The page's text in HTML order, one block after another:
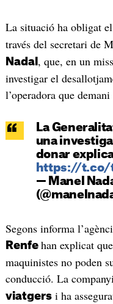
La situació ha obligat el
través del secretari de
Nadal , que, en un
investigar el
l’operadora que
La
una
donar
https://t.co/
— Manel
Segons informa
Renfe han explicat
maquinistes no poden
conducció. La
viatgersi ha